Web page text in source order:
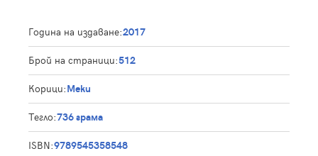
Година на издаване:2017
Брой на страници:512
Корици:Меки
Тегло:736 грама
ISBN:9789545358548